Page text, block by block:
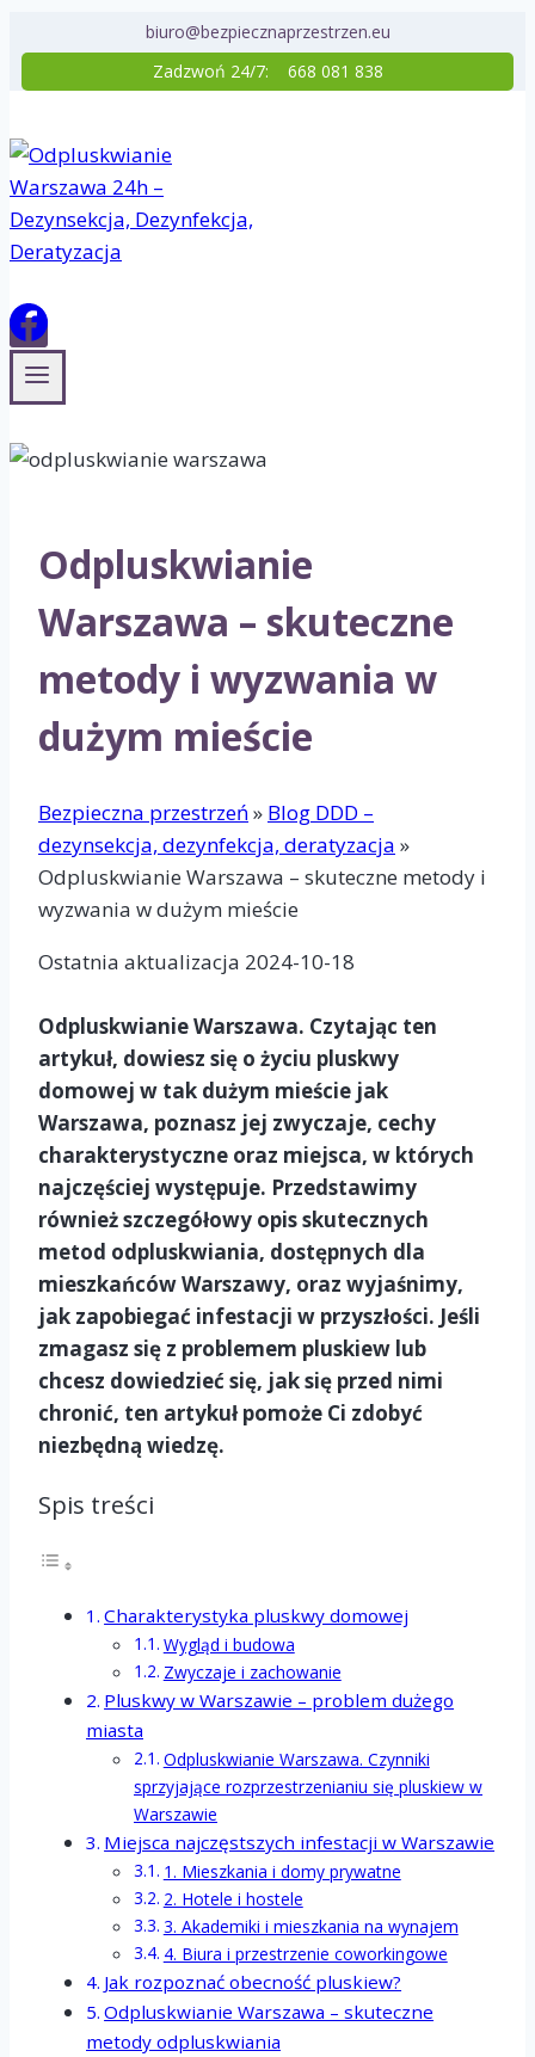
do
treści
biuro@bezpiecznaprzestrzen.eu
Zadzwoń 24/7:
668 081 838
Odpluskwianie
Warszawa – skuteczne
metody i wyzwania w
dużym mieście
Bezpieczna przestrzeń » Blog DDD –
dezynsekcja, dezynfekcja, deratyzacja »
Odpluskwianie Warszawa – skuteczne metody i
wyzwania w dużym mieście
Ostatnia aktualizacja 2024-10-18
Odpluskwianie Warszawa. Czytając ten
artykuł, dowiesz się o życiu pluskwy
domowej w tak dużym mieście jak
Warszawa, poznasz jej zwyczaje, cechy
charakterystyczne oraz miejsca, w których
najczęściej występuje. Przedstawimy
również szczegółowy opis skutecznych
metod odpluskwiania, dostępnych dla
mieszkańców Warszawy, oraz wyjaśnimy,
jak zapobiegać infestacji w przyszłości. Jeśli
zmagasz się z problemem pluskiew lub
chcesz dowiedzieć się, jak się przed nimi
chronić, ten artykuł pomoże Ci zdobyć
niezbędną wiedzę.
Spis treści
Charakterystyka pluskwy domowej
Wygląd i budowa
Zwyczaje i zachowanie
Pluskwy w Warszawie – problem dużego
miasta
Odpluskwianie Warszawa. Czynniki
sprzyjające rozprzestrzenianiu się pluskiew w
Warszawie
Miejsca najczęstszych infestacji w Warszawie
1. Mieszkania i domy prywatne
2. Hotele i hostele
3. Akademiki i mieszkania na wynajem
4. Biura i przestrzenie coworkingowe
Jak rozpoznać obecność pluskiew?
Odpluskwianie Warszawa – skuteczne
metody odpluskwiania